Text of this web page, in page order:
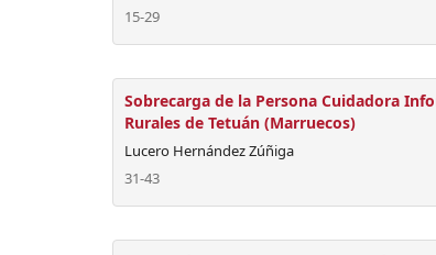
15-29
Sobrecarga de la Persona Cuidadora
Rurales de Tetuán (Marruecos)
Lucero Hernández Zúñiga
31-43